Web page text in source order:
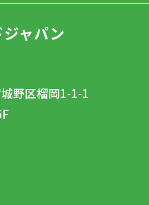
ャパン
野区榴岡1-1-1